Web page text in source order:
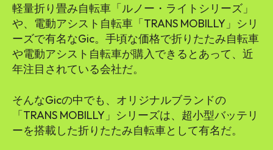
軽量折り畳み自転車「ルノー・ライトシリーズ」
や、電動アシスト自転車「TRANS MOBILLY」シリ
ーズで有名なGic。手頃な価格で折りたたみ自転車
や電動アシスト自転車が購入できるとあって、近
年注目されている会社だ。
そんなGicの中でも、オリジナルブランドの
「TRANS MOBILLY」シリーズは、超小型バッテリ
ーを搭載した折りたたみ自転車として有名だ。